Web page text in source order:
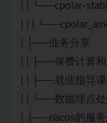
| | └──cpolar-
| | |
| ├──业务分享
| | ├──保费计算
| | ├──就业指导
| | └──数据埋点
| ├──nacos的服